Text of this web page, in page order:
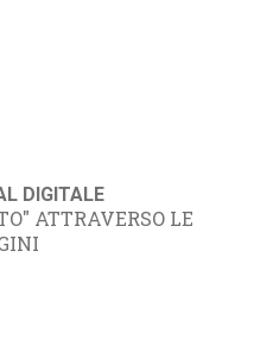
DIGITALE
ATTRAVERSO LE